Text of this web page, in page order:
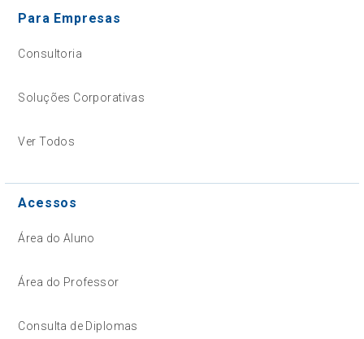
Para Empresas
Consultoria
Soluções Corporativas
Ver Todos
Acessos
Área do Aluno
Área do Professor
Consulta de Diplomas